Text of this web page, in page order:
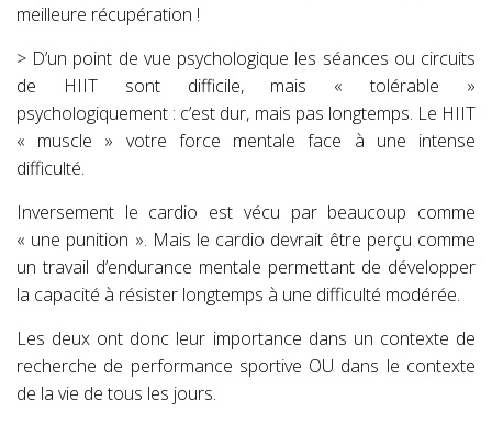
meilleure récupération !
> D’un point de vue psychologique les séances ou circuits
de HIIT sont difficile, mais « tolérable »
psychologiquement : c’est dur, mais pas longtemps. Le HIIT
« muscle » votre force mentale face à une intense
difficulté.
Inversement le cardio est vécu par beaucoup comme
« une punition ». Mais le cardio devrait être perçu comme
un travail d’endurance mentale permettant de développer
la capacité à résister longtemps à une difficulté modérée.
Les deux ont donc leur importance dans un contexte de
recherche de performance sportive OU dans le contexte
de la vie de tous les jours.